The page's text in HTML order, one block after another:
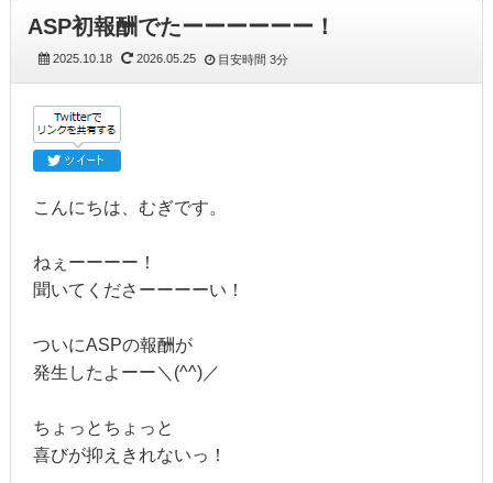
ASP初報酬でたーーーーーー！
2025.10.18 2026.05.25 目安時間 3分
こんにちは、むぎです。
ねぇーーーー！
聞いてくださーーーーい！
ついにASPの報酬が
発生したよーー＼(^^)／
ちょっとちょっと
喜びが抑えきれないっ！